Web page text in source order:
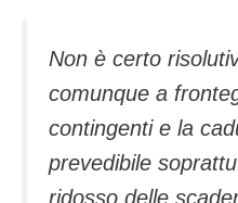
Non è certo
comunque a
contingenti e la
prevedibile
ridosso delle